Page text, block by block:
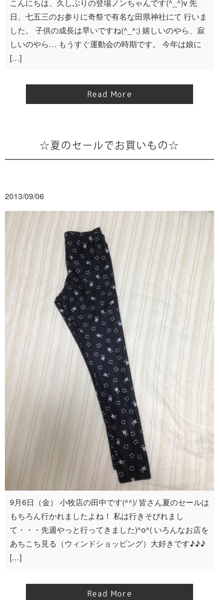
こんにちは、久しぶりの登場ノンちゃんです(^_^)v 先
日、七五三のお参りに奇祭で有名な田県神社にて 行いま
した。 子供の成長は早いですね(^_^;) 嬉しいのやら、寂
しいのやら… もうすぐ運動会の時期です。 今年は娘に
[…]
Read More
☆夏のセールでお買いもの☆
2013/09/06
9月6日（金） 小牧店の田中です(^^)/ 皆さん夏のセールは
もちろん行かれましたよね！ 私は行きそびれまし
て・・・先週やっと行ってきました)^o^( いろんなお店を
あちこち見る（ウィンドショッピング）大好きです♪♪♪
[…]
Read More